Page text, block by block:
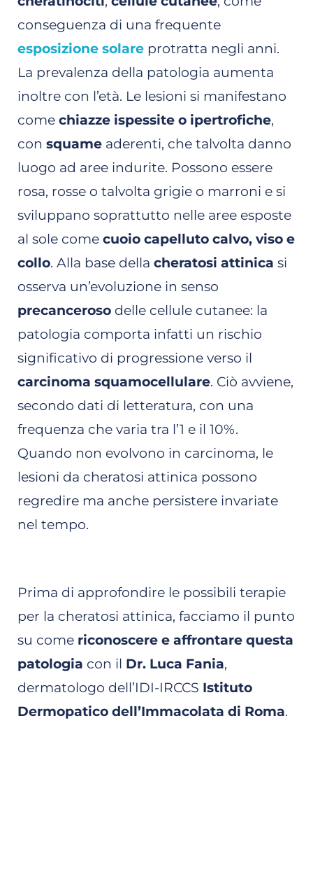
conseguenza di una frequente
esposizione solare protratta negli anni.
La prevalenza della patologia aumenta
inoltre con l’età. Le lesioni si manifestano
come chiazze ispessite o ipertrofiche,
con squame aderenti, che talvolta danno
luogo ad aree indurite. Possono essere
rosa, rosse o talvolta grigie o marroni e si
sviluppano soprattutto nelle aree esposte
al sole come cuoio capelluto calvo, viso e
collo. Alla base della cheratosi attinica si
osserva un’evoluzione in senso
precanceroso delle cellule cutanee: la
patologia comporta infatti un rischio
significativo di progressione verso il
carcinoma squamocellulare. Ciò avviene,
secondo dati di letteratura, con una
frequenza che varia tra l’1 e il 10%.
Quando non evolvono in carcinoma, le
lesioni da cheratosi attinica possono
regredire ma anche persistere invariate
nel tempo.
Prima di approfondire le possibili terapie
per la cheratosi attinica, facciamo il punto
su come riconoscere e affrontare questa
patologia con il Dr. Luca Fania,
dermatologo dell’IDI-IRCCS Istituto
Dermopatico dell’Immacolata di Roma.